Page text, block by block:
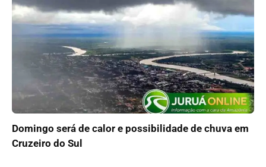
Domingo será de calor e possibilidade de chuva em
Cruzeiro do Sul